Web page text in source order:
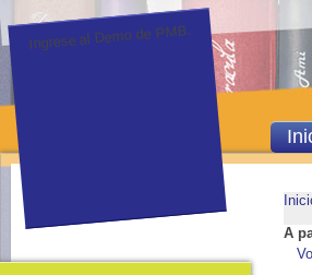
A
Ingrese al Demo de PMB.